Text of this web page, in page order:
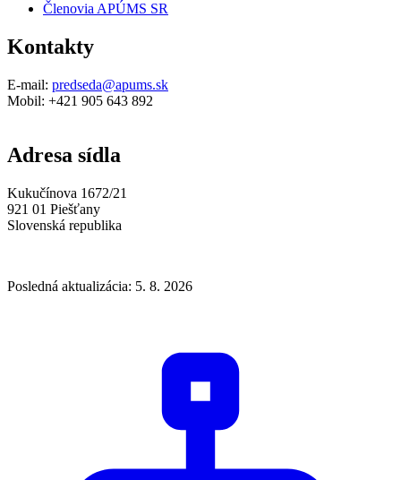
Členovia APÚMS SR
Kontakty
E-mail: predseda@apums.sk
Mobil: +421 905 643 892
Adresa sídla
Kukučínova 1672/21
921 01 Piešťany
Slovenská republika
Posledná aktualizácia: 5. 8. 2026